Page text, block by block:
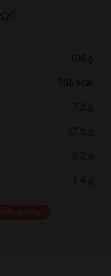
0
100 g
206 kcal
7.3 g
27.6 g
8.2 g
1.4 g